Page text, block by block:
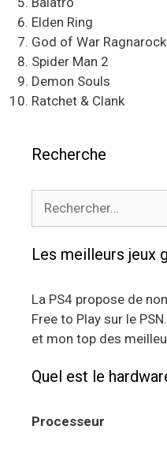
Elden Ring
God of War Ragnarock
Spider Man 2
Demon Souls
Ratchet & Clank
Recherche
Les meilleurs jeux
La PS4 propose de
Free to Play sur le
et mon top des
Quel est le
Processeur